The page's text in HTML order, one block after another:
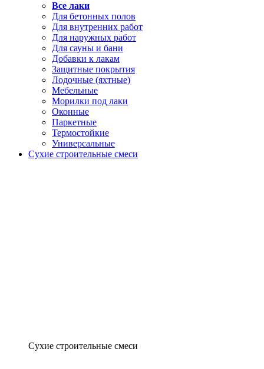
Все лаки
Для бетонных полов
Для внутренних работ
Для наружных работ
Для сауны и бани
Добавки к лакам
Защитные покрытия
Лодочные (яхтные)
Мебельные
Морилки под лаки
Оконные
Паркетные
Термостойкие
Универсальные
Сухие строительные смеси
Сухие строительные смеси